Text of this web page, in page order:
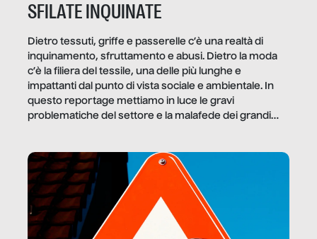
SFILATE INQUINATE
Dietro tessuti, griffe e passerelle c’è una realtà di
inquinamento, sfruttamento e abusi. Dietro la moda
c’è la filiera del tessile, una delle più lunghe e
impattanti dal punto di vista sociale e ambientale. In
questo reportage mettiamo in luce le gravi
problematiche del settore e la malafede dei grandi